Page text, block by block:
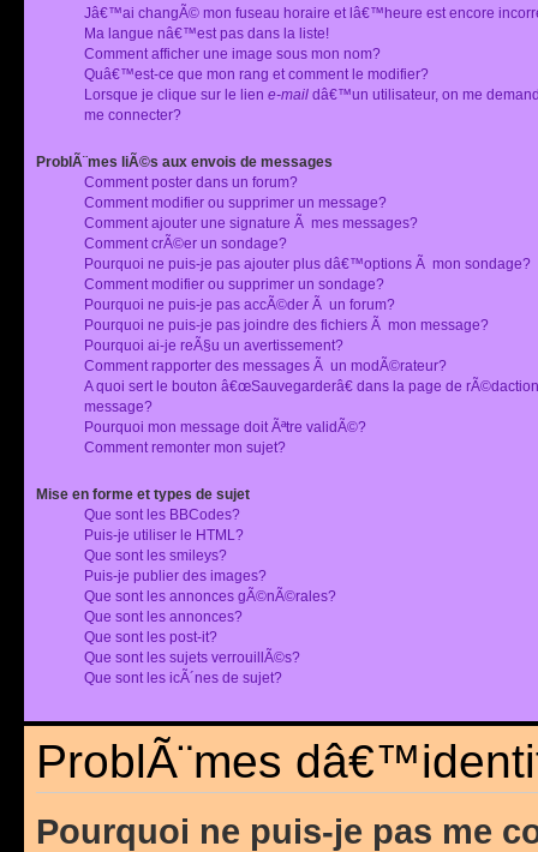
Jâ€™ai changÃ© mon fuseau horaire et lâ€™heure est encore
Ma langue nâ€™est pas dans la liste!
Comment afficher une image sous mon nom?
Quâ€™est-ce que mon rang et comment le modifier?
Lorsque je clique sur le lien e-mail dâ€™un utilisateur, on me
me connecter?
ProblÃ¨mes liÃ©s aux envois de messages
Comment poster dans un forum?
Comment modifier ou supprimer un message?
Comment ajouter une signature Ã mes messages?
Comment crÃ©er un sondage?
Pourquoi ne puis-je pas ajouter plus dâ€™options Ã mon sondage?
Comment modifier ou supprimer un sondage?
Pourquoi ne puis-je pas accÃ©der Ã un forum?
Pourquoi ne puis-je pas joindre des fichiers Ã mon message?
Pourquoi ai-je reÃ§u un avertissement?
Comment rapporter des messages Ã un modÃ©rateur?
A quoi sert le bouton â€œSauvegarderâ€ dans la page de
message?
Pourquoi mon message doit Ãªtre validÃ©?
Comment remonter mon sujet?
Mise en forme et types de sujet
Que sont les BBCodes?
Puis-je utiliser le HTML?
Que sont les smileys?
Puis-je publier des images?
Que sont les annonces gÃ©nÃ©rales?
Que sont les annonces?
Que sont les post-it?
Que sont les sujets verrouillÃ©s?
Que sont les icÃ´nes de sujet?
ProblÃ¨mes
Pourquoi ne puis-je pas me